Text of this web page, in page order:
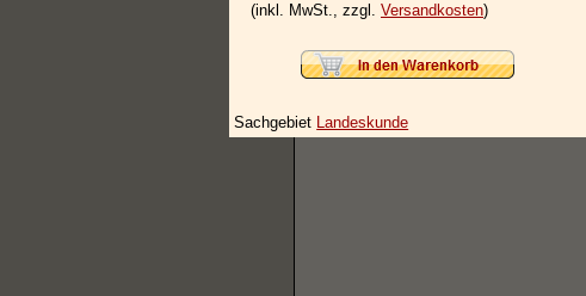
(inkl. MwSt., zzgl. Versandkosten)
Sachgebiet Landeskunde